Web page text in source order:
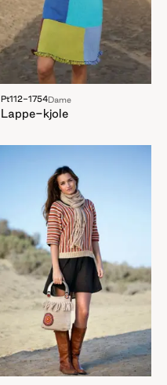
Pt112-1754Dame
Lappe-kjole